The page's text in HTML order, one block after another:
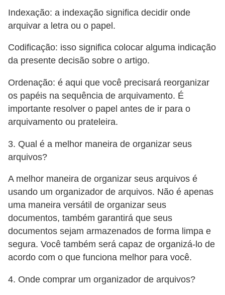
Indexação: a indexação significa decidir onde
arquivar a letra ou o papel.
Codificação: isso significa colocar alguma indicação
da presente decisão sobre o artigo.
Ordenação: é aqui que você precisará reorganizar
os papéis na sequência de arquivamento. É
importante resolver o papel antes de ir para o
arquivamento ou prateleira.
3. Qual é a melhor maneira de organizar seus
arquivos?
A melhor maneira de organizar seus arquivos é
usando um organizador de arquivos. Não é apenas
uma maneira versátil de organizar seus
documentos, também garantirá que seus
documentos sejam armazenados de forma limpa e
segura. Você também será capaz de organizá-lo de
acordo com o que funciona melhor para você.
4. Onde comprar um organizador de arquivos?